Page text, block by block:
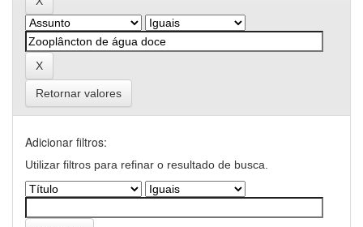
Retornar valores
Adicionar filtros:
Utilizar filtros para refinar o resultado de busca.